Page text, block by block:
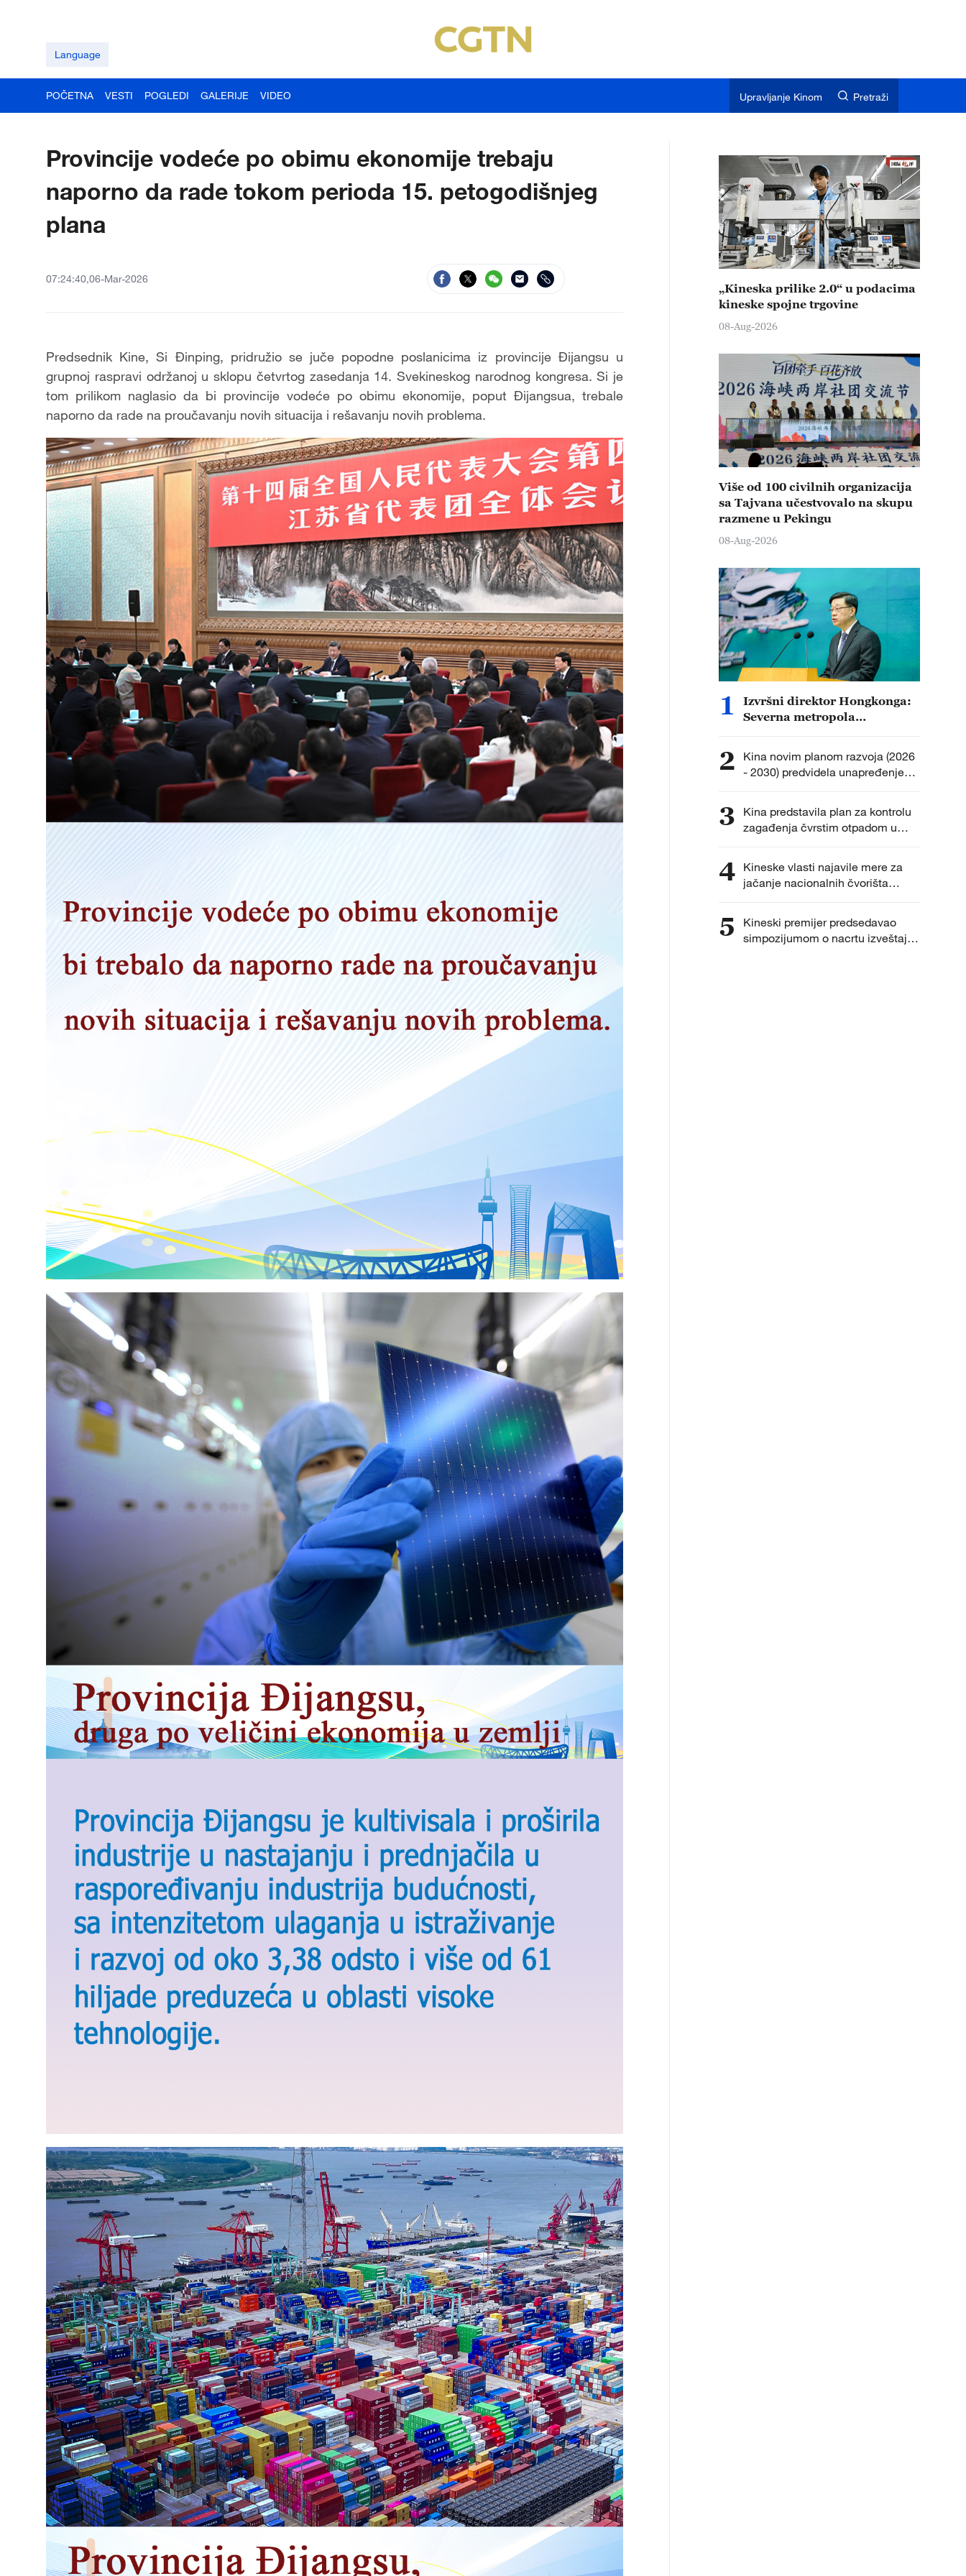
Language
POČETNA VESTI POGLEDI GALERIJE VIDEO Upravljanje Kinom Pretraži
Provincije vodeće po obimu ekonomije trebaju
naporno da rade tokom perioda 15. petogodišnjeg
plana
07:24:40,06-Mar-2026
Predsednik Kine, Si Đinping, pridružio se juče popodne poslanicima iz provincije Đijangsu u
grupnoj raspravi održanoj u sklopu četvrtog zasedanja 14. Svekineskog narodnog kongresa. Si je
tom prilikom naglasio da bi provincije vodeće po obimu ekonomije, poput Đijangsua, trebale
naporno da rade na proučavanju novih situacija i rešavanju novih problema.
„Kineska prilike 2.0“ u podacima
kineske spojne trgovine
08-Aug-2026
Više od 100 civilnih organizacija
sa Tajvana učestvovalo na skupu
razmene u Pekingu
08-Aug-2026
1
Izvršni direktor Hongkonga:
Severna metropola
2
Kina novim planom razvoja (2026
- 2030) predvidela unapređenje
pravnog okvira za osobe sa
3
Kina predstavila plan za kontrolu
zagađenja čvrstim otpadom u
narednih pet godina
4 Kineske vlasti najavile mere za
jačanje nacionalnih čvorišta
teretnog saobraćaja
5
Kineski premijer predsedavao
simpozijumom o nacrtu izveštaja